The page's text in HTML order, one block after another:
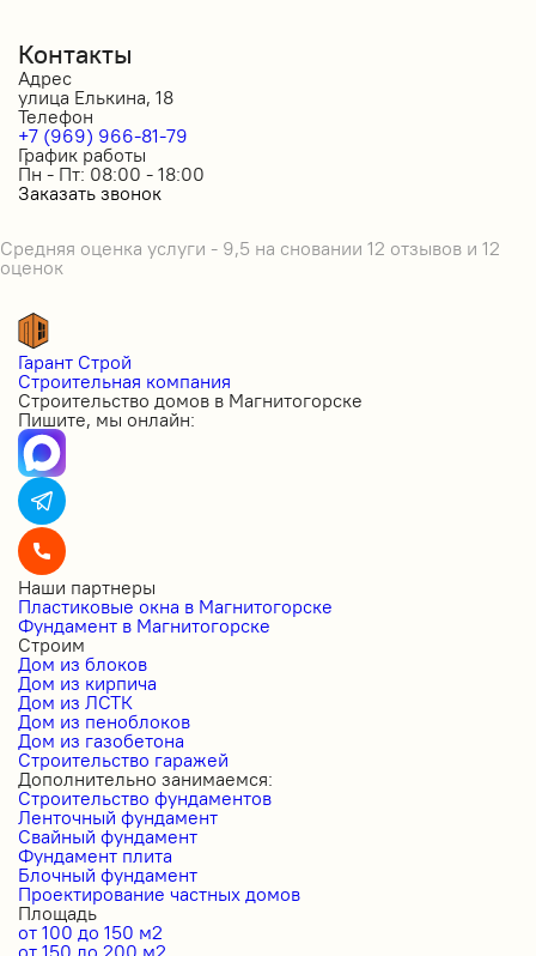
Контакты
Адрес
улица Елькина, 18
Телефон
+7 (969) 966-81-79
График работы
Пн - Пт: 08:00 - 18:00
Заказать звонок
Средняя оценка услуги - 9,5 на сновании 12 отзывов и 12
оценок
Гарант Строй
Строительная компания
Строительство домов в Магнитогорске
Пишите, мы онлайн:
Наши партнеры
Пластиковые окна в Магнитогорске
Фундамент в Магнитогорске
Строим
Дом из блоков
Дом из кирпича
Дом из ЛСТК
Дом из пеноблоков
Дом из газобетона
Строительство гаражей
Дополнительно занимаемся:
Строительство фундаментов
Ленточный фундамент
Свайный фундамент
Фундамент плита
Блочный фундамент
Проектирование частных домов
Площадь
от 100 до 150 м2